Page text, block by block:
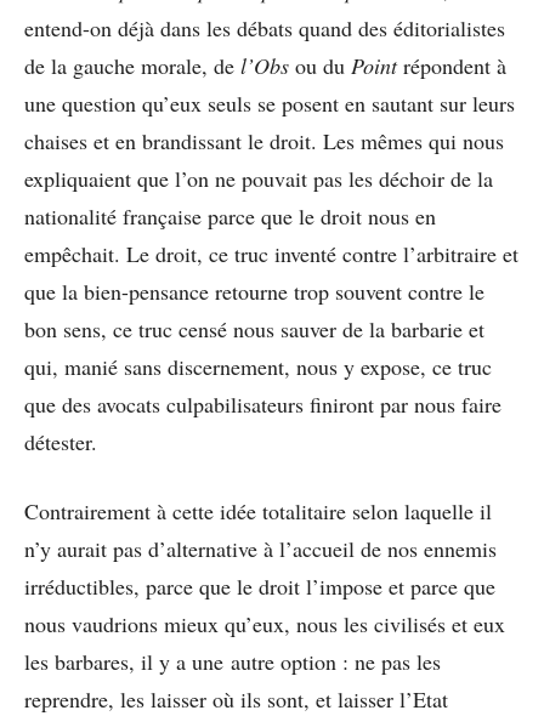
entend-on déjà dans les débats quand des éditorialistes
de la gauche morale, de l’Obs ou du Pointrépondent à
une question qu’eux seuls se posent en sautant sur leurs
chaises et en brandissant le droit. Les mêmes qui nous
expliquaient que l’on ne pouvait pas les déchoir de la
nationalité française parce que le droit nous en
empêchait. Le droit, ce truc inventé contre l’arbitraire et
que la bien-pensance retourne trop souvent contre le
bon sens, ce truc censé nous sauver de la barbarie et
qui, manié sans discernement, nous y expose, ce truc
que des avocats culpabilisateurs finiront par nous faire
détester.
Contrairement à cette idée totalitaire selon laquelle il
n’y aurait pas d’alternative à l’accueil de nos ennemis
irréductibles, parce que le droit l’impose et parce que
nous vaudrions mieux qu’eux, nous les civilisés et eux
les barbares, il y a une autre option : ne pas les
reprendre, les laisser où ils sont, et laisser l’Etat